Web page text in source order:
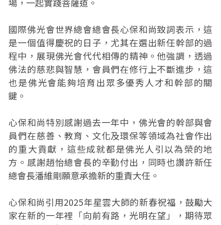
國際佛光會世界總會總會長心保和尚致詞表示，這
是一個值得慶祝的日子，尤其在選出新任幹部的過
程中，展現佛光會代代相傳的精神。他強調，透過
佛法的慈悲與智慧，會員們在修行上不斷進步，這
也是佛光會能夠培育出眾多優秀人才和幹部的關
鍵。
心保和尚特別感謝過去一年中，佛光會的幹部與會
員們在慈善、教育、文化及環保等領域為社會作出
的重大貢獻，這些成就都是佛光人引以為榮的地
方。感謝趙怡總會長的辛勤付出，同時也讚許新任
總會長潘維剛願意承擔新的重責大任。
心保和尚引用2025年星雲大師的新春祝福，鼓勵大
家在新的一年裡「向前有路，光明在望」，期待眾